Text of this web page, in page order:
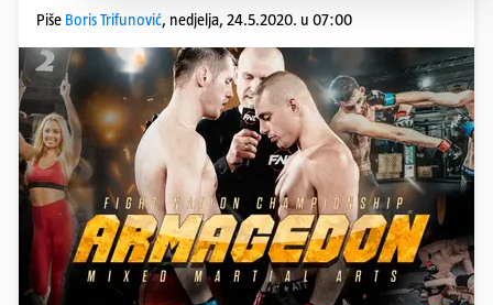
Piše Boris Trifunović, nedjelja, 24.5.2020. u 07:00